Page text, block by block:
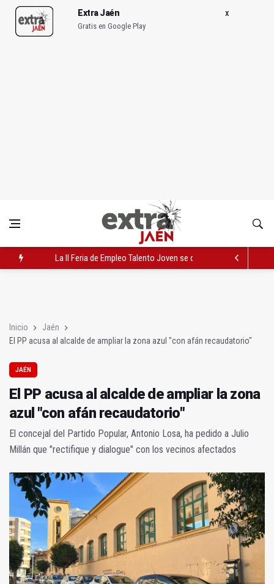
Extra Jaén
Gratis en Google Play
La II Feria de Empleo Talento Joven se celebra en Bailén este
Inicio
Jaén
El PP acusa al alcalde de ampliar la zona azul "con afán recaudatorio"
JAÉN
El PP acusa al alcalde de ampliar la zona
azul "con afán recaudatorio"
El concejal del Partido Popular, Antonio Losa, ha pedido a Julio
Millán que "rectifique y dialogue" con los vecinos afectados